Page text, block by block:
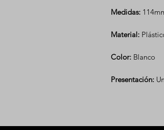
Medidas:
Material:
Color: Blanco
Presentación: